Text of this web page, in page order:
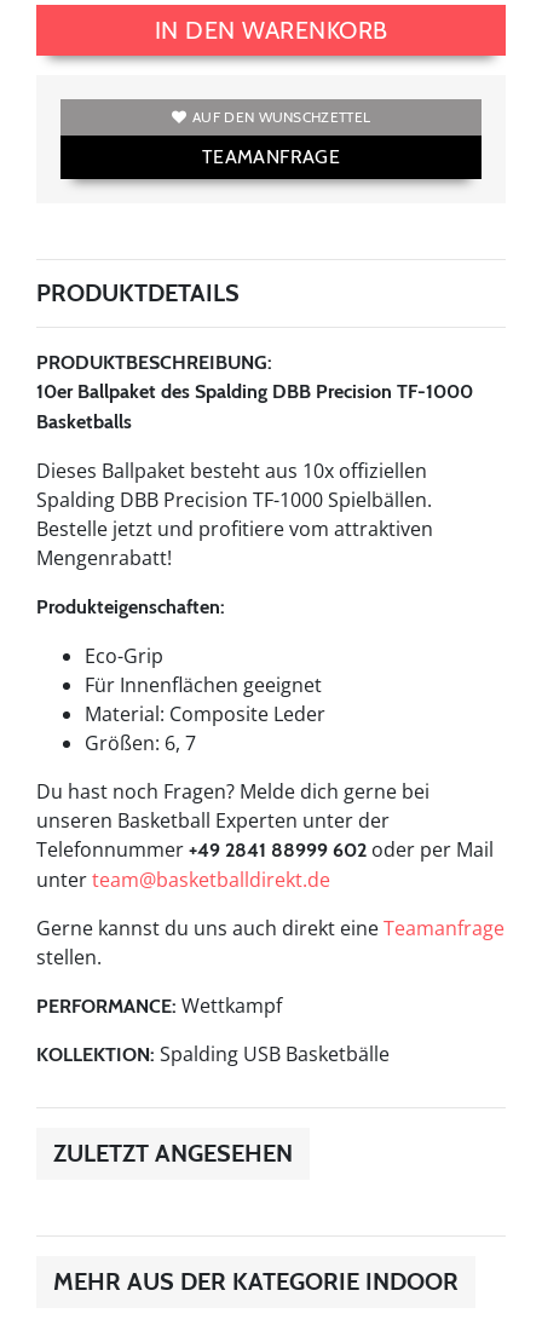
IN DEN WARENKORB
AUF DEN WUNSCHZETTEL
TEAMANFRAGE
PRODUKTDETAILS
PRODUKTBESCHREIBUNG:
10er Ballpaket des Spalding DBB Precision TF-1000
Basketballs
Dieses Ballpaket besteht aus 10x offiziellen
Spalding DBB Precision TF-1000 Spielbällen.
Bestelle jetzt und profitiere vom attraktiven
Mengenrabatt!
Produkteigenschaften:
Eco-Grip
Für Innenflächen geeignet
Material: Composite Leder
Größen: 6, 7
Du hast noch Fragen? Melde dich gerne bei
unseren Basketball Experten unter der
Telefonnummer +49 2841 88999 602 oder per Mail
unterteam@basketballdirekt.de
Gerne kannst du uns auch direkt eineTeamanfrage
stellen.
PERFORMANCE: Wettkampf
KOLLEKTION: Spalding USB Basketbälle
ZULETZT ANGESEHEN
MEHR AUS DER KATEGORIE INDOOR